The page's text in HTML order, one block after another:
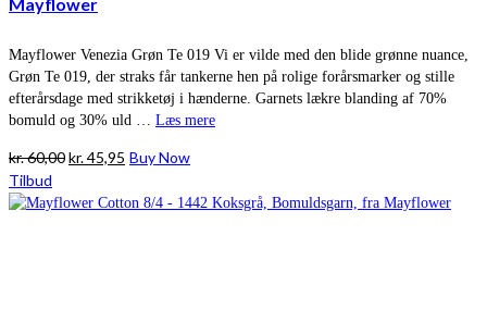
Mayflower Venezia Grøn Te 019 Vi er vilde med den blide grønne nuance,
Grøn Te 019, der straks får tankerne hen på rolige forårsmarker og stille
efterårsdage med strikketøj i hænderne. Garnets lækre blanding af 70%
bomuld og 30% uld … Læs mere
kr.60,00Den
pris
kr.45,95 Den
pris
Buy Now
Tilbud